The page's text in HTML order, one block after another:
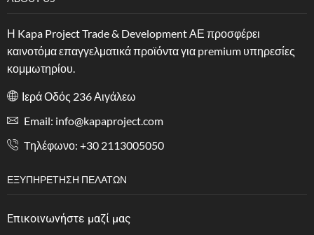
Η Kapa Project Trade & Development ΑΕ προσφέρει
καινοτόμα επαγγελματικά προϊόντα για premium υπηρεσίες
κομμωτηρίου.
Ιερά Οδός 236 Αιγάλεω
Email: info@kapaproject.com
Tηλέφωνο: +30 2113005050
ΕΞΥΠΗΡΈΤΗΣΗ ΠΕΛΑΤΏΝ
Επικοινωνήστε μαζί μας